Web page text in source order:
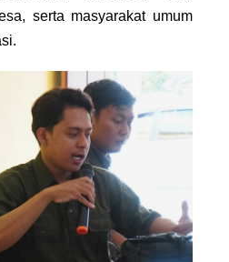
serta masyarakat umum